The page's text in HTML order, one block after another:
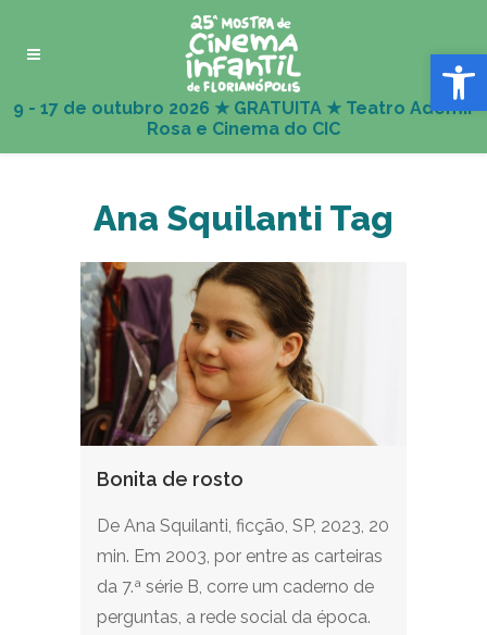
Abrir
Ana Squilanti Tag
Bonita de rosto
De Ana Squilanti, ficção, SP, 2023, 20
min. Em 2003, por entre as carteiras
da 7.ª série B, corre um caderno de
perguntas, a rede social da época.